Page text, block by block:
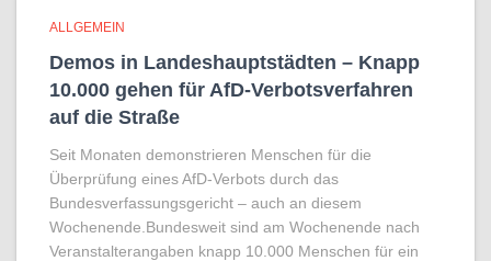
ALLGEMEIN
Demos in Landeshauptstädten – Knapp
10.000 gehen für AfD-Verbotsverfahren
auf die Straße
Seit Monaten demonstrieren Menschen für die
Überprüfung eines AfD-Verbots durch das
Bundesverfassungsgericht – auch an diesem
Wochenende.Bundesweit sind am Wochenende nach
Veranstalterangaben knapp 10.000 Menschen für ein